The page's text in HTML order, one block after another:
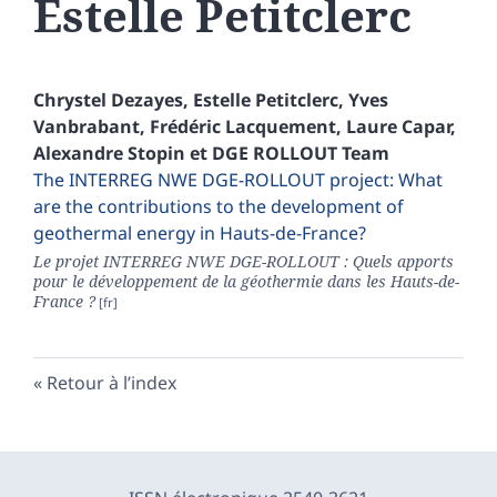
Estelle Petitclerc
Chrystel Dezayes, Estelle Petitclerc, Yves
Vanbrabant, Frédéric Lacquement, Laure Capar,
AlexandreStopin et DGE ROLLOUTTeam
The INTERREG NWE DGE-ROLLOUT project: What
are the contributions to the development of
geothermal energy in Hauts-de-France?
Le projet INTERREG NWE DGE-ROLLOUT : Quels apports
pour le développement de la géothermie dans les Hauts-de-
France ?
Retour à l’index